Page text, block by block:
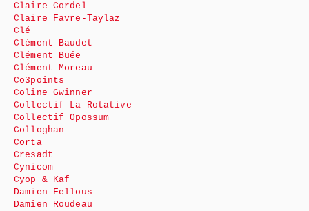
Claire Cordel
Claire Favre-Taylaz
Clé
Clément Baudet
Clément Buée
Clément Moreau
Co3points
Coline Gwinner
Collectif La Rotative
Collectif Opossum
Colloghan
Corta
Cresadt
Cynicom
Cyop & Kaf
Damien Fellous
Damien Roudeau